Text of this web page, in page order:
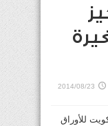
2014/08/23
للأوراق